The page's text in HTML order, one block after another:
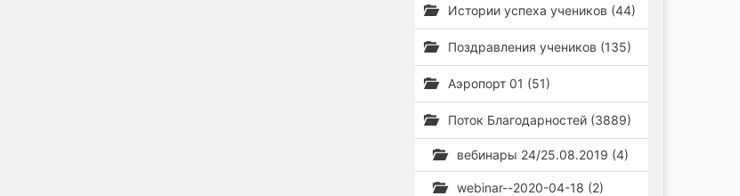
Истории успеха учеников (44)
Поздравления учеников (135)
Аэропорт 01 (51)
Поток Благодарностей (3889)
вебинары 24/25.08.2019 (4)
webinar--2020-04-18 (2)